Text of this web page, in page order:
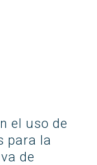
el uso de
para la
de